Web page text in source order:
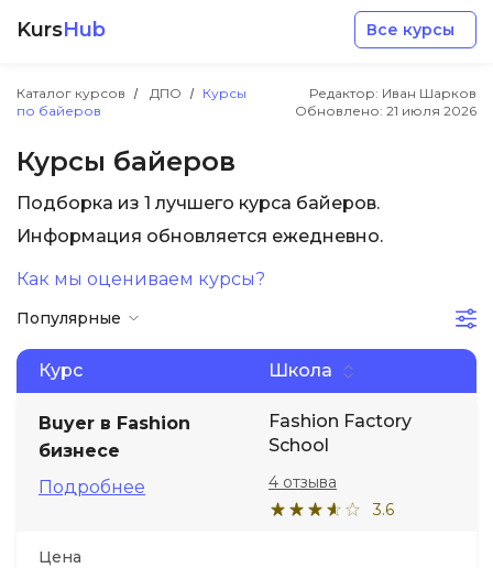
KursHub Все курсы
Каталог курсов ДПО
Курсы
по байеров
Редактор: Иван Шарков
Обновлено: 21 июля 2026
Курсы байеров
Подборка из 1 лучшего курса байеров.
Информация обновляется ежедневно.
Как мы оцениваем курсы?
Популярные
Курс Школа
Buyer в Fashion
бизнесе
Подробнее
Fashion Factory
School
3.6
4 отзыва
Цена
Разработка
Дизайн
Аналитика
Менеджмент